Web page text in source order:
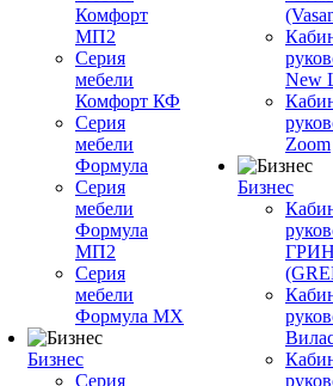
Комфорт
МП2
Серия
мебели
Комфорт КФ
Серия
мебели
Формула
Серия
мебели
Формула
МП2
Серия
мебели
Формула МХ
Бизнес
Серия
New
Zoom
Бизнес